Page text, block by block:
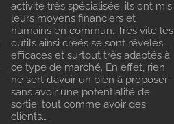
activité très spécialisée, ils ont mis
leurs moyens financiers et
humains en commun. Très vite les
outils ainsi créés se sont révélés
efficaces et surtout très adaptés à
ce type de marché. En effet, rien
ne sert d’avoir un bien à proposer
sans avoir une potentialité de
sortie, tout comme avoir des
clients…